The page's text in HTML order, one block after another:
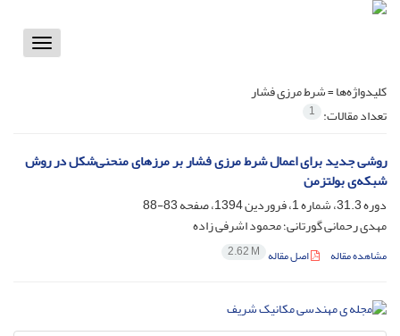
Toggle
کلیدواژه‌ها =شرط مرزی فشار
تعداد مقالات: 1
روشی جدید برای اعمال شرط مرزی فشار بر مرزهای منحنی‌شکل در روش
شبکه‌ی بولتزمن
دوره 31.3، شماره 1، فروردین 1394، صفحه
83-88
مهدی رحمانی گورتانی؛ محمود اشرفی زاده
مشاهده مقاله اصل مقاله 2.62 M